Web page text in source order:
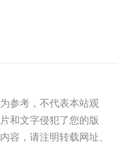
参考，不代表本站观
和文字侵犯了您的版
容，请注明转载网址、